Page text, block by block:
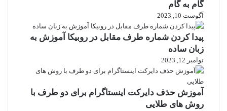
گام به گام
آگوست 10, 2023
پیدا کردن شماره طرف مقابل در روبیکا آموزش به
زبان ساده
نوامبر 12, 2023
آموزش حذف دایرکت اینستاگرام برای دو طرف با
روش های طلایی